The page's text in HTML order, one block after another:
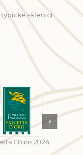
typické sklenici
D'oro 2024